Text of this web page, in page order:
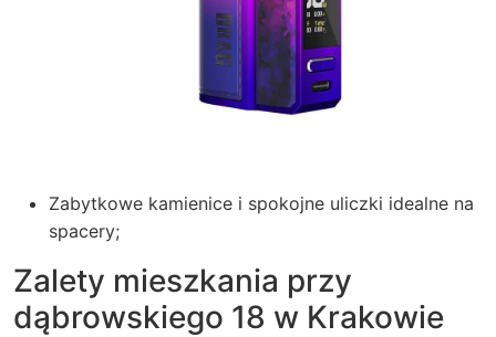
Zabytkowe kamienice i spokojne uliczki idealne na
spacery;
Zalety mieszkania przy
dąbrowskiego 18 w Krakowie